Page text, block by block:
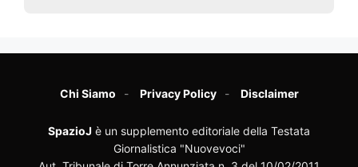
Chi Siamo Privacy Policy Disclaimer
SpazioJ è un supplemento editoriale della Testata
Giornalistica "Nuovevoci"